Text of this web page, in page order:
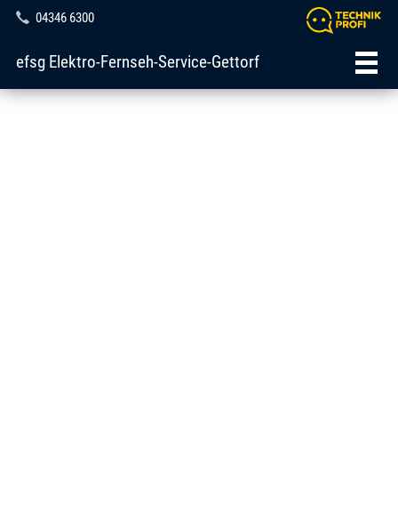
04346 6300
efsg Elektro-Fernseh-Service-Gettorf